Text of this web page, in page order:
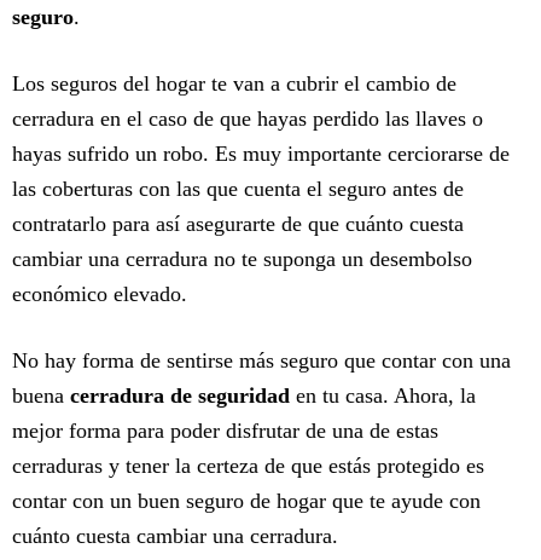
seguro.
Los seguros del hogar te van a cubrir el cambio de
cerradura en el caso de que hayas perdido las llaves o
hayas sufrido un robo. Es muy importante cerciorarse de
las coberturas con las que cuenta el seguro antes de
contratarlo para así asegurarte de que cuánto cuesta
cambiar una cerradura no te suponga un desembolso
económico elevado.
No hay forma de sentirse más seguro que contar con una
buena cerradura de seguridad en tu casa. Ahora, la
mejor forma para poder disfrutar de una de estas
cerraduras y tener la certeza de que estás protegido es
contar con un buen seguro de hogar que te ayude con
cuánto cuesta cambiar una cerradura.